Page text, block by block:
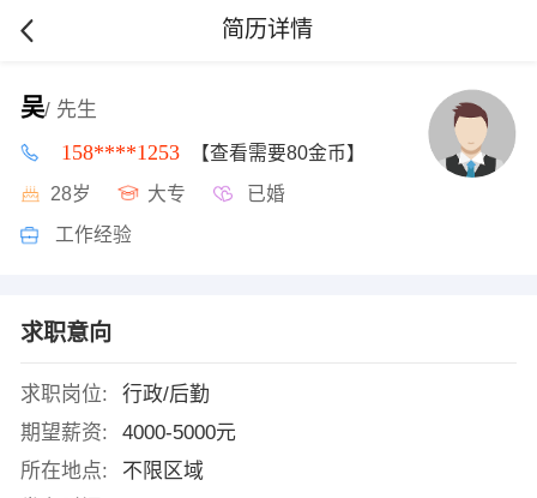
简历详情
吴/ 先生
158****1253 【查看需要80金币】
28岁 大专 已婚
工作经验
求职意向
求职岗位:
行政/后勤
期望薪资:
4000-5000元
所在地点:
不限区域